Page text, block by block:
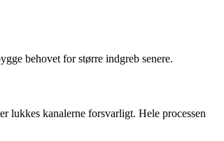
behovet for større indgreb senere.
lukkes kanalerne forsvarligt. Hele processen